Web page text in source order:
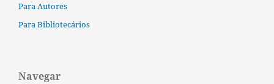
Para Autores
Para Bibliotecários
Navegar